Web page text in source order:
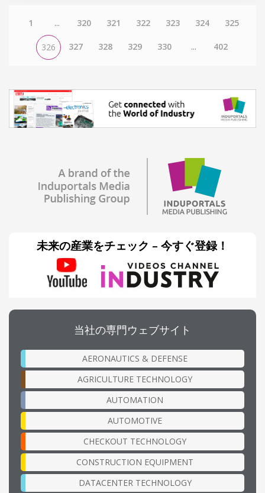
1 ... 320 321 322 323 324 325
326 327 328 329 330 ... 402
未来の産業をチェック – 今すぐ登録！
当社の専門ウェブサイト
AERONAUTICS & DEFENSE
AGRICULTURE TECHNOLOGY
AUTOMATION
AUTOMOTIVE
CHECKOUT TECHNOLOGY
CONSTRUCTION EQUIPMENT
DATACENTER TECHNOLOGY